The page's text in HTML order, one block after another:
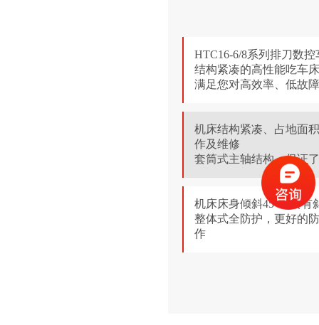
HTC16-6/8系列排刀数控
结构紧凑的高性能吃车床
满足您对高效率、低故
机床结构紧凑、占地面
作及维修
套筒式主轴结构，保证
机床床身倾斜45°，具有
整体式全防护，更好的
作